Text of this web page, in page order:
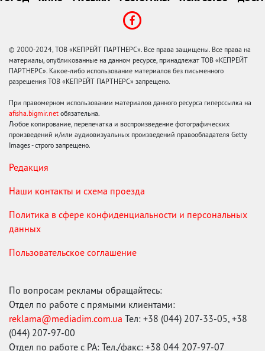
© 2000-2024, ТОВ «КЕПРЕЙТ ПАРТНЕРС». Все права защищены. Все права на
материалы, опубликованные на данном ресурсе, принадлежат ТОВ «КЕПРЕЙТ
ПАРТНЕРС». Какое-либо использование материалов без письменного
разрешения ТОВ «КЕПРЕЙТ ПАРТНЕРС» запрещено.
При правомерном использовании материалов данного ресурса гиперссылка на
afisha.bigmir.net обязательна.
Любое копирование, перепечатка и воспроизведение фотографических
произведений и/или аудиовизуальных произведений правообладателя Getty
Images - строго запрещено.
Редакция
Наши контакты и схема проезда
Политика в сфере конфиденциальности и персональных
данных
Пользовательское соглашение
По вопросам рекламы обращайтесь:
Отдел по работе с прямыми клиентами:
reklama@mediadim.com.ua Тел: +38 (044) 207-33-05, +38
(044) 207-97-00
Отдел по работе с РА: Тел./факс: +38 044 207-97-07